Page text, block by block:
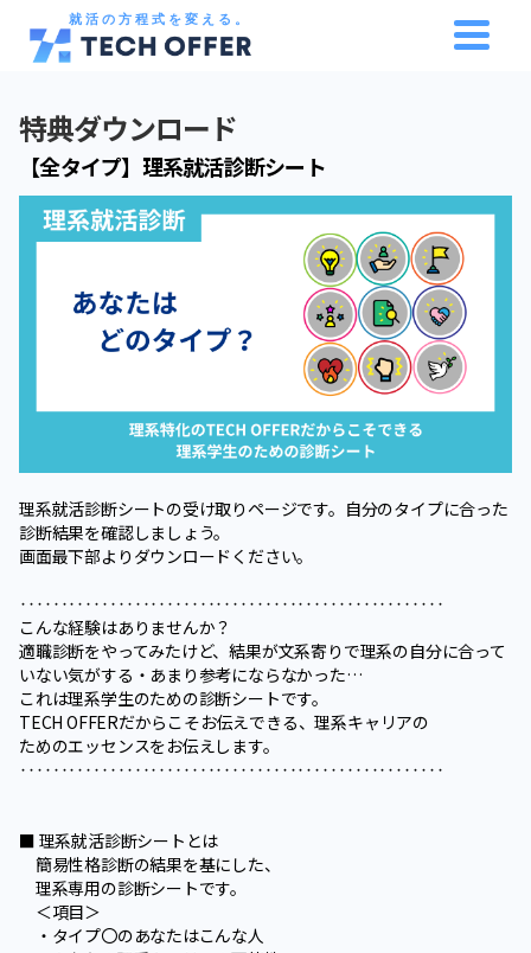
就活の方程式を変える。
特典ダウンロード
【全タイプ】理系就活診断シート
理系就活診断シートの受け取りページです。自分のタイプに合った
診断結果を確認しましょう。
画面最下部よりダウンロードください。
‥‥‥‥‥‥‥‥‥‥‥‥‥‥‥‥‥‥‥‥‥‥‥‥‥‥
こんな経験はありませんか？
適職診断をやってみたけど、結果が文系寄りで理系の自分に合って
いない気がする・あまり参考にならなかった…
これは理系学生のための診断シートです。
TECH OFFERだからこそお伝えできる、理系キャリアの
ためのエッセンスをお伝えします。
‥‥‥‥‥‥‥‥‥‥‥‥‥‥‥‥‥‥‥‥‥‥‥‥‥‥
■ 理系就活診断シートとは
簡易性格診断の結果を基にした、
理系専用の診断シートです。
＜項目＞
・タイプ〇のあなたはこんな人